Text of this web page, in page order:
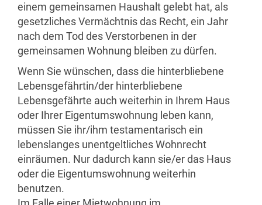
einem gemeinsamen Haushalt gelebt hat, als
gesetzliches Vermächtnis das Recht, ein Jahr
nach dem Tod des Verstorbenen in der
gemeinsamen Wohnung bleiben zu dürfen.
Wenn Sie wünschen, dass die hinterbliebene
Lebensgefährtin/der hinterbliebene
Lebensgefährte auch weiterhin in Ihrem Haus
oder Ihrer Eigentumswohnung leben kann,
müssen Sie ihr/ihm testamentarisch ein
lebenslanges unentgeltliches Wohnrecht
einräumen. Nur dadurch kann sie/er das Haus
oder die Eigentumswohnung weiterhin
benutzen.